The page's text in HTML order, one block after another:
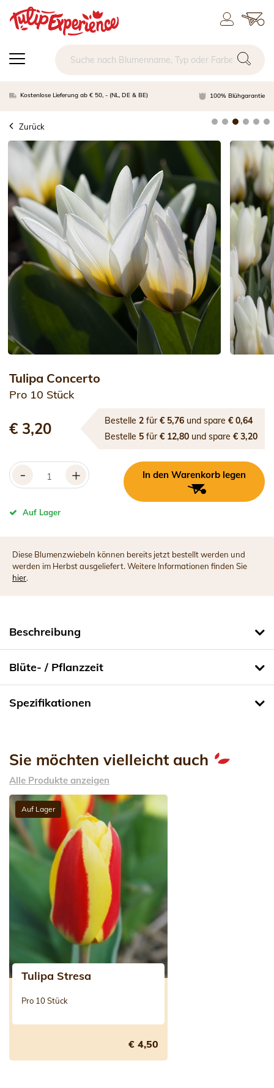
Kostenlose Lieferung ab € 50, - (NL, DE & BE) 100% Blühgarantie
Zurück
Tulipa Concerto
Pro 10 Stück
€ 3,20 Bestelle2 für€ 5,76 und spare€ 0,64
Bestelle 5 für€ 12,80 und spare€ 3,20
- + In den Warenkorb legen
Auf Lager
Diese Blumenzwiebeln können bereits jetzt bestellt werden und
werden im Herbst ausgeliefert. Weitere Informationen finden Sie
hier.
Beschreibung
Blüte- / Pflanzzeit
Spezifikationen
Sie möchten vielleicht auch
Alle Produkte anzeigen
Auf Lager
Tulipa Stresa
Pro 10 Stück
€ 4,50